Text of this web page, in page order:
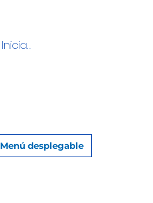
Menú desplegable
Iniciar sesión